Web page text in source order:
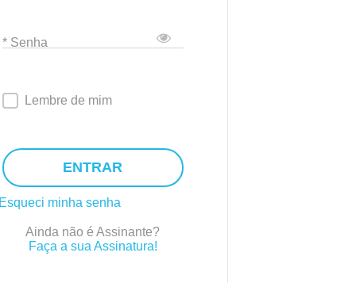
* Senha
Lembre de mim
ENTRAR
minha senha
Ainda não é Assinante?
Faça a sua Assinatura!